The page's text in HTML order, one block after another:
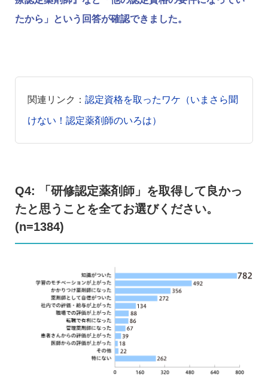
たから」という回答が確認できました。
関連リンク： 認定資格を取ったワケ（いまさら聞
けない！認定薬剤師のいろは）
Q4: 「研修認定薬剤師」を取得して良かっ
たと思うことを全てお選びください。
(n=1384)